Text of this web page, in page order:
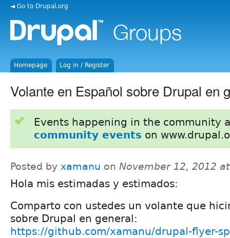
◄ Go to Drupal.org
Homepage Log in / Register
Volante en Español sobre Drupal en
Events happening in the community
community events on
Posted by xamanu on November 12, 2012
Hola mis estimadas y estimados:
Comparto con ustedes un volante que
sobre Drupal en general:
https://github.com/xamanu/drupal-flyer-